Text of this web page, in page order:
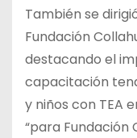
También se
Fundación
destacando el
capacitación
y niños con TEA
“para Fundación